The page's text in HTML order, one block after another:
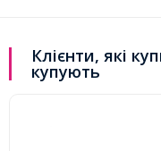
Клієнти, які
купують